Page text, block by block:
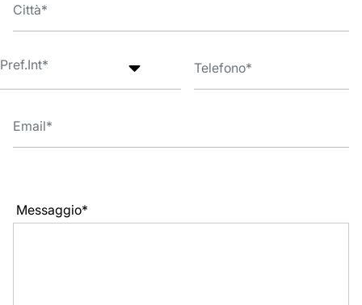
Messaggio*